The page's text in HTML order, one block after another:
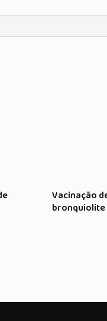
Vacinação
bronquiolite